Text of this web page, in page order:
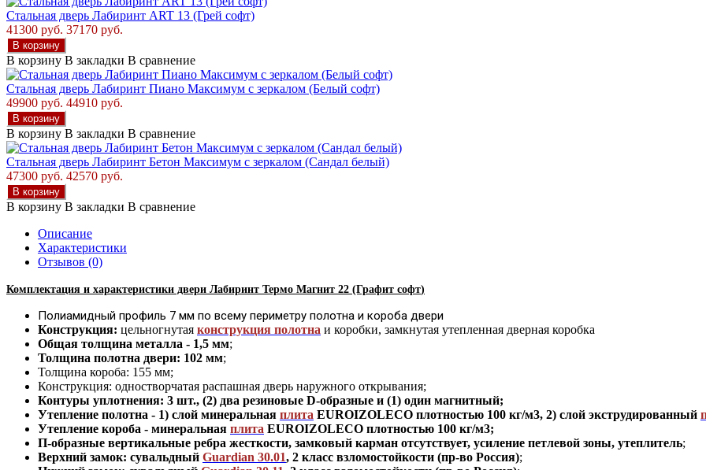
Стальная дверь Лабиринт ART 13 (Грей софт)
41300 руб. 37170 руб.
В корзину
В корзину В закладки В сравнение
Стальная дверь Лабиринт Пиано Максимум с зеркалом (Белый софт)
49900 руб. 44910 руб.
В корзину
В корзину В закладки В сравнение
Стальная дверь Лабиринт Бетон Максимум с зеркалом (Сандал белый)
47300 руб. 42570 руб.
В корзину
В корзину В закладки В сравнение
Описание
Характеристики
Отзывов (0)
Комплектация и характеристики двери Лабиринт Термо Магнит 22 (Графит софт)
Полиамидный профиль 7 мм по всему периметру полотна и короба двери
Конструкция: цельногнутая конструкция полотна и коробки, замкнутая утепленная дверная коробка
Общая толщина металла - 1,5 мм;
Толщина полотна двери: 102 мм;
Толщина короба: 155 мм;
Конструкция: одностворчатая распашная дверь наружного открывания;
Контуры уплотнения: 3 шт., (2) два резиновые D-образные и (1) один магнитный;
Утепление полотна - 1) слой минеральная плита EUROIZOLECO плотностью 100 кг/м3, 2) слой экструдированный
Утепление короба - минеральная плита EUROIZOLECO плотностью 100 кг/м3;
П-образные вертикальные ребра жесткости, замковый карман отсутствует, усиление петлевой зоны, утеплитель;
Верхний замок: сувальдный Guardian 30.01, 2 класс взломостойкости (пр-во Россия);